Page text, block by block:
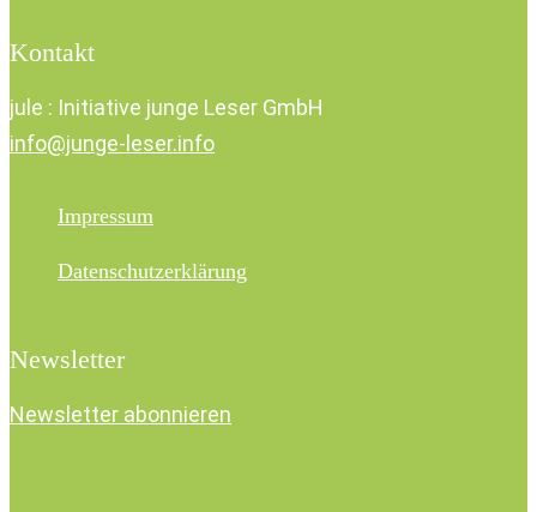
Kontakt
jule : Initiative junge Leser GmbH
info@junge-leser.info
Impressum
Datenschutzerklärung
Newsletter
Newsletter abonnieren